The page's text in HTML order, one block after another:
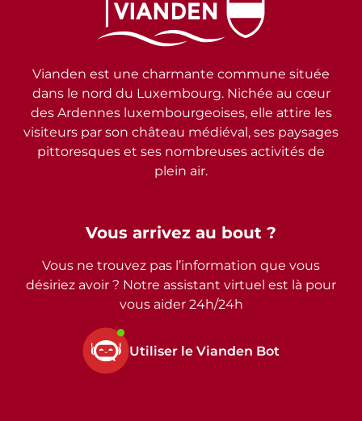
Vous arrivez au bout ?
Vous ne trouvez pas l’information que vous
désiriez avoir ? Notre assistant virtuel est là pour
vous aider 24h/24h
Utiliser le Vianden Bot
Vianden est une charmante commune située
dans le nord du Luxembourg. Nichée au cœur
des Ardennes luxembourgeoises, elle attire les
visiteurs par son château médiéval, ses paysages
pittoresques et ses nombreuses activités de
plein air.